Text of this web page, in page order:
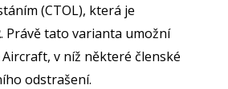
(CTOL), která je
. Právě tato varianta umožní
v níž některé členské
odstrašení.